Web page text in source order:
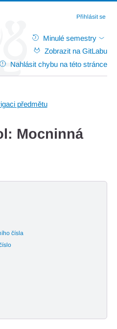
Přihlásit se
Minulé semestry
Zobrazit na GitLabu
Nahlásit chybu na této stránce
předmětu
Mocninná
čísla